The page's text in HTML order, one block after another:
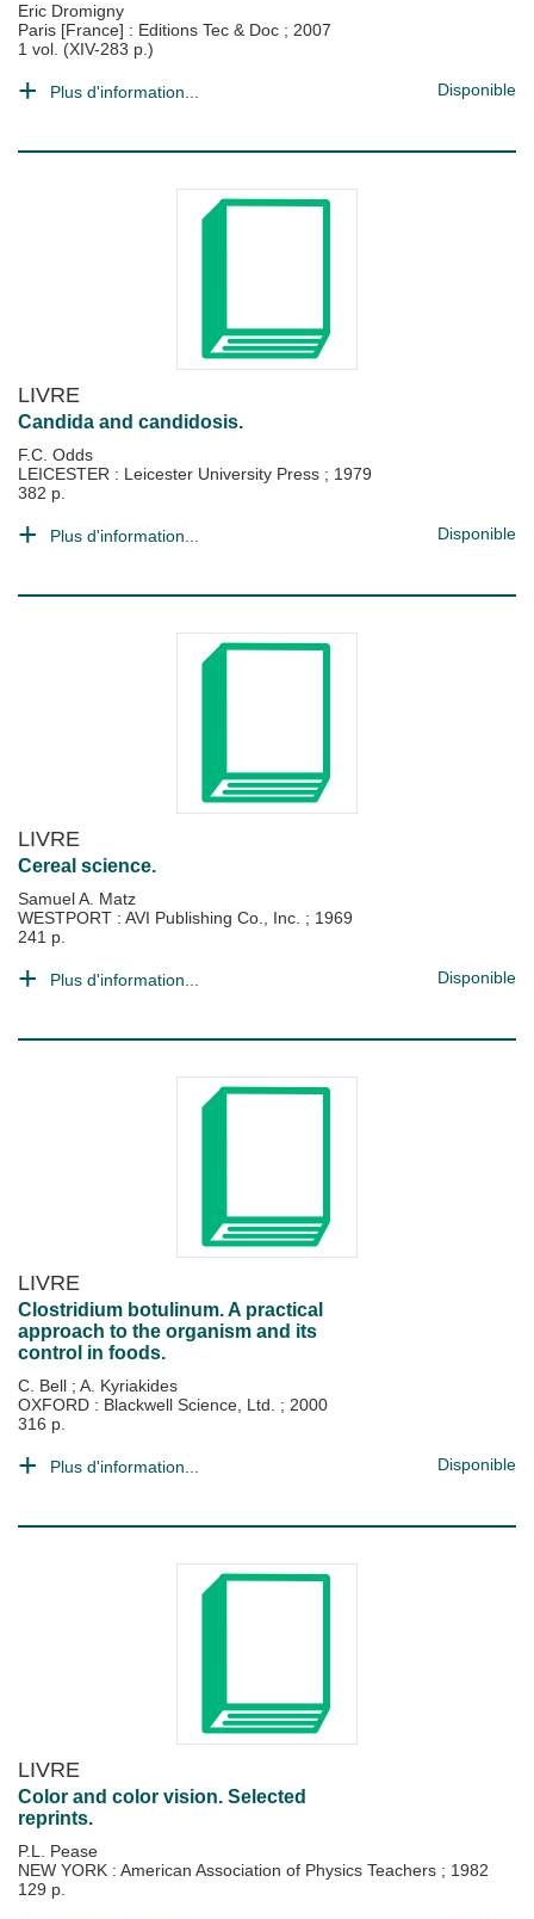
Eric Dromigny
Paris [France] : Editions Tec & Doc ; 2007
1 vol. (XIV-283 p.)
Plus d'information... Disponible
LIVRE
Candida and candidosis.
F.C. Odds
LEICESTER : Leicester University Press ; 1979
382 p.
Plus d'information... Disponible
LIVRE
Cereal science.
Samuel A. Matz
WESTPORT : AVI Publishing Co., Inc. ; 1969
241 p.
Plus d'information... Disponible
LIVRE
Clostridium botulinum. A practical
approach to the organism and its
control in foods.
C. Bell ; A. Kyriakides
OXFORD : Blackwell Science, Ltd. ; 2000
316 p.
Plus d'information... Disponible
LIVRE
Color and color vision. Selected
reprints.
P.L. Pease
NEW YORK : American Association of Physics Teachers ; 1982
129 p.